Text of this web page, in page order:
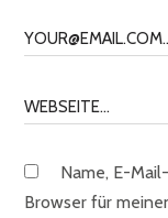
Name, E-
Browser für